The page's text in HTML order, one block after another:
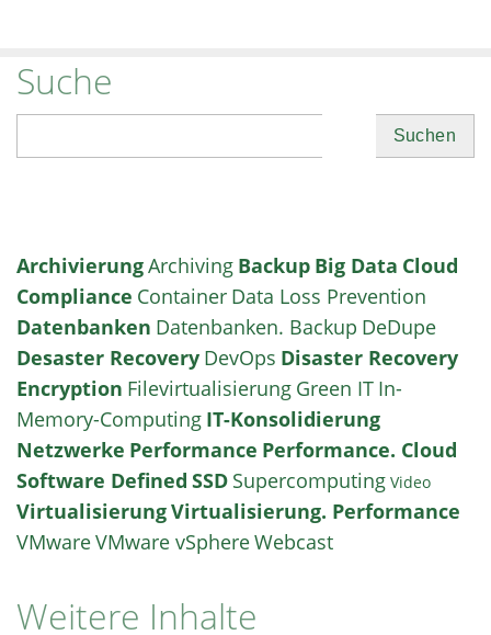
Suche
ArchivierungArchiving Backup Big Data Cloud
Compliance Container Data Loss Prevention
Datenbanken Datenbanken. Backup DeDupe
Desaster Recovery DevOps Disaster Recovery
Encryption Filevirtualisierung Green IT In-
Memory-Computing IT-Konsolidierung
Netzwerke Performance Performance. Cloud
Software Defined SSD Supercomputing Video
VirtualisierungVirtualisierung. Performance
VMwareVMware vSphereWebcast
Weitere Inhalte